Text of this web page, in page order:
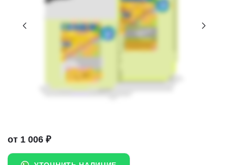
от 1 006 ₽